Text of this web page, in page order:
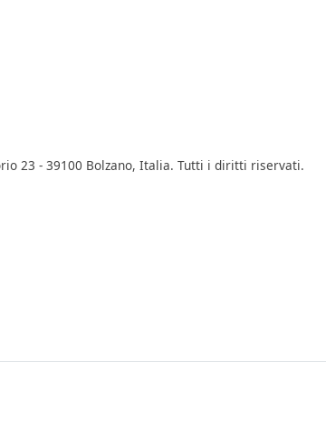
23 - 39100 Bolzano, Italia. Tutti i diritti riservati.